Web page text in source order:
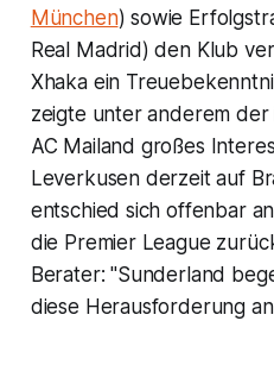
München) sowie
Real Madrid) den Klub
Xhaka ein
zeigte unter anderem
AC Mailand großes
Leverkusen derzeit auf
entschied sich offenbar
die Premier League
Berater: "Sunderland
diese Herausforderung